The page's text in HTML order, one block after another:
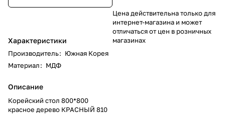
Характеристики
Производитель: Южная Корея
Материал: МДФ
Описание
Корейский стол 800*800
красное дерево КРАСНЫЙ 810
Цена действительна только для
интернет-магазина и может
отличаться от цен в розничных
магазинах